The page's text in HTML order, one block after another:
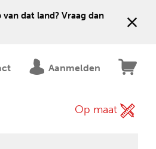
dat land? Vraag dan
Aanmelden
Op maat